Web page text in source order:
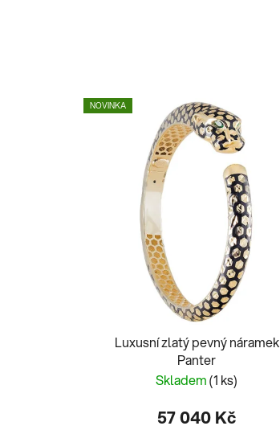
NOVINKA
Luxusní zlatý pevný náramek
Panter
Skladem(1 ks)
57 040 Kč